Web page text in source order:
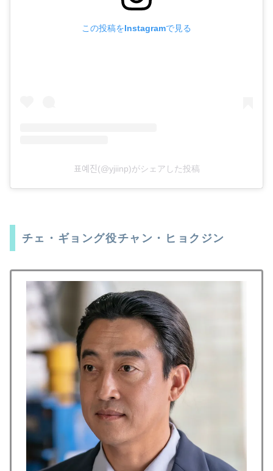
この投稿をInstagramで見る
표예진(@yjiinp)がシェアした投稿
チェ・ギョング役チャン・ヒョクジン